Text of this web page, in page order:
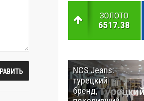
ЗОЛОТО
6517.38
NCS Jeans:
турецкий
бренд,